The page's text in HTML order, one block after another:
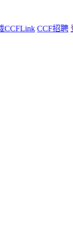
CCFLink CCF招聘